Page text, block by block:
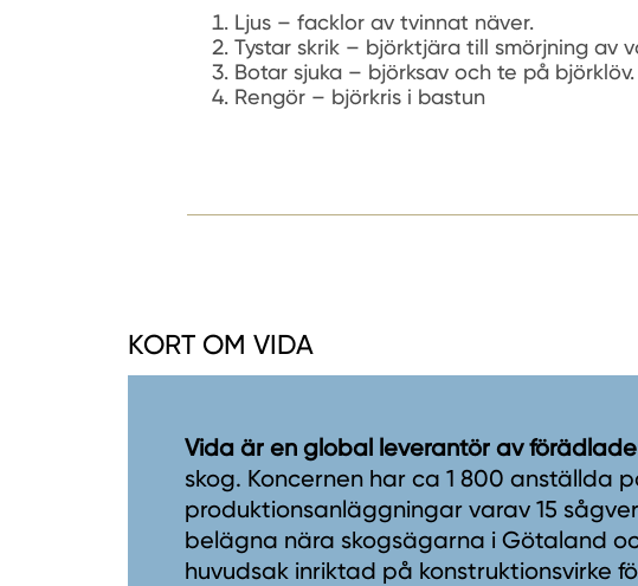
Ljus – facklor av tvinnat näver.
Tystar skrik – björktjära till smörjning av
Botar sjuka – björksav och te på björklöv.
Rengör – björkris i bastun
KORT OM VIDA
Vida är en global leverantör av
skog. Koncernen har ca 1 800 anställda
produktionsanläggningar varav 15
belägna nära skogsägarna i Götaland
huvudsak inriktad på konstruktionsvirke